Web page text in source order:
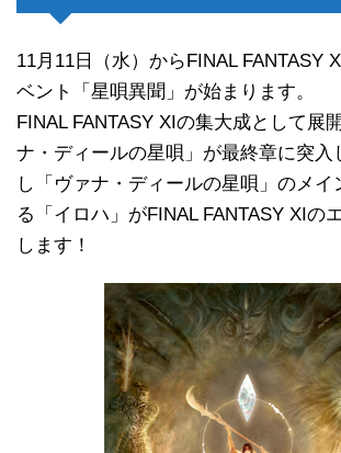
11月11日（水）からFINAL FANTASY
ベント「星唄異聞」が始まります。
FINAL FANTASY XIの集大成として展
ナ・ディールの星唄」が最終章に突入
し「ヴァナ・ディールの星唄」のメイ
る「イロハ」がFINAL FANTASY XIの
します！